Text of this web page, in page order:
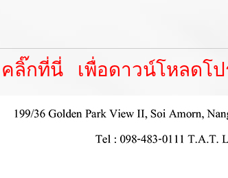
คลิ๊กที่นี่ เพื่อดาวน์โหลดโป